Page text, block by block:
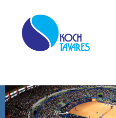
História